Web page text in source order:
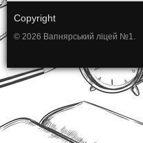
Copyright
© 2026 Вапнярський ліцей №1.